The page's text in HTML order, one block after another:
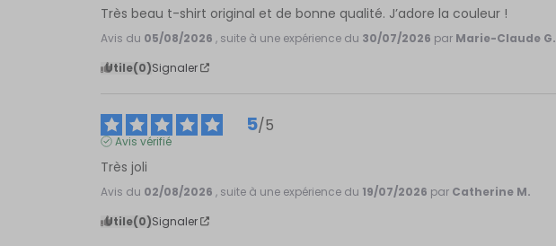
Très beau t-shirt original et de bonne qualité. J’adore la couleur !
Avis du 05/08/2026 , suite à une expérience du 30/07/2026 par Marie-Claude G.
Utile(0)Signaler
5/5
Avis vérifié
Très joli
Avis du 02/08/2026 , suite à une expérience du 19/07/2026 par Catherine M.
Utile(0)Signaler